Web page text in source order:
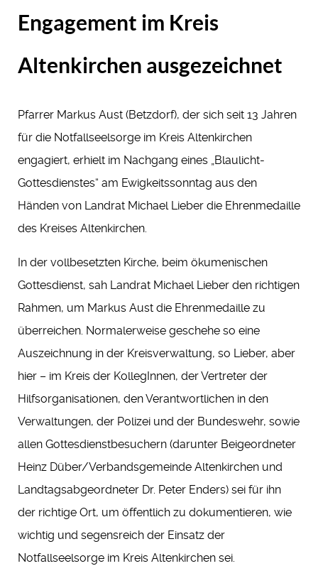
Engagement im Kreis
Altenkirchen ausgezeichnet
Pfarrer Markus Aust (Betzdorf), der sich seit 13 Jahren
für die Notfallseelsorge im Kreis Altenkirchen
engagiert, erhielt im Nachgang eines „Blaulicht-
Gottesdienstes“ am Ewigkeitssonntag aus den
Händen von Landrat Michael Lieber die Ehrenmedaille
des Kreises Altenkirchen.
In der vollbesetzten Kirche, beim ökumenischen
Gottesdienst, sah Landrat Michael Lieber den richtigen
Rahmen, um Markus Aust die Ehrenmedaille zu
überreichen. Normalerweise geschehe so eine
Auszeichnung in der Kreisverwaltung, so Lieber, aber
hier – im Kreis der KollegInnen, der Vertreter der
Hilfsorganisationen, den Verantwortlichen in den
Verwaltungen, der Polizei und der Bundeswehr, sowie
allen Gottesdienstbesuchern (darunter Beigeordneter
Heinz Düber/Verbandsgemeinde Altenkirchen und
Landtagsabgeordneter Dr. Peter Enders) sei für ihn
der richtige Ort, um öffentlich zu dokumentieren, wie
wichtig und segensreich der Einsatz der
Notfallseelsorge im Kreis Altenkirchen sei.